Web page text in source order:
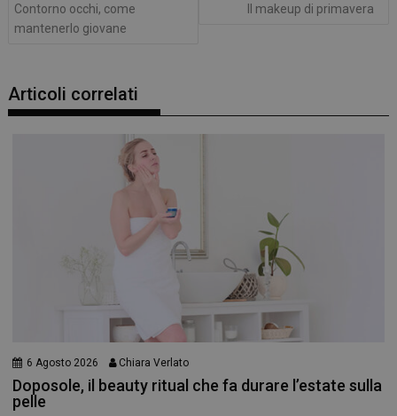
Contorno occhi, come
mantenerlo giovane
Il makeup di primavera
Articoli correlati
6 Agosto 2026 Chiara Verlato
Doposole, il beauty ritual che fa durare l’estate sulla
pelle